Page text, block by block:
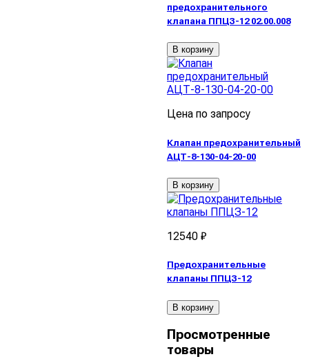
предохранительного
клапана ППЦЗ-12 02.00.008
В корзину
Цена по запросу
Клапан предохранительный
АЦТ-8-130-04-20-00
В корзину
12540 ₽
Предохранительные
клапаны ППЦЗ-12
В корзину
Просмотренные
товары